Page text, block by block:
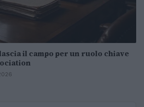
il campo per un ruolo chiave